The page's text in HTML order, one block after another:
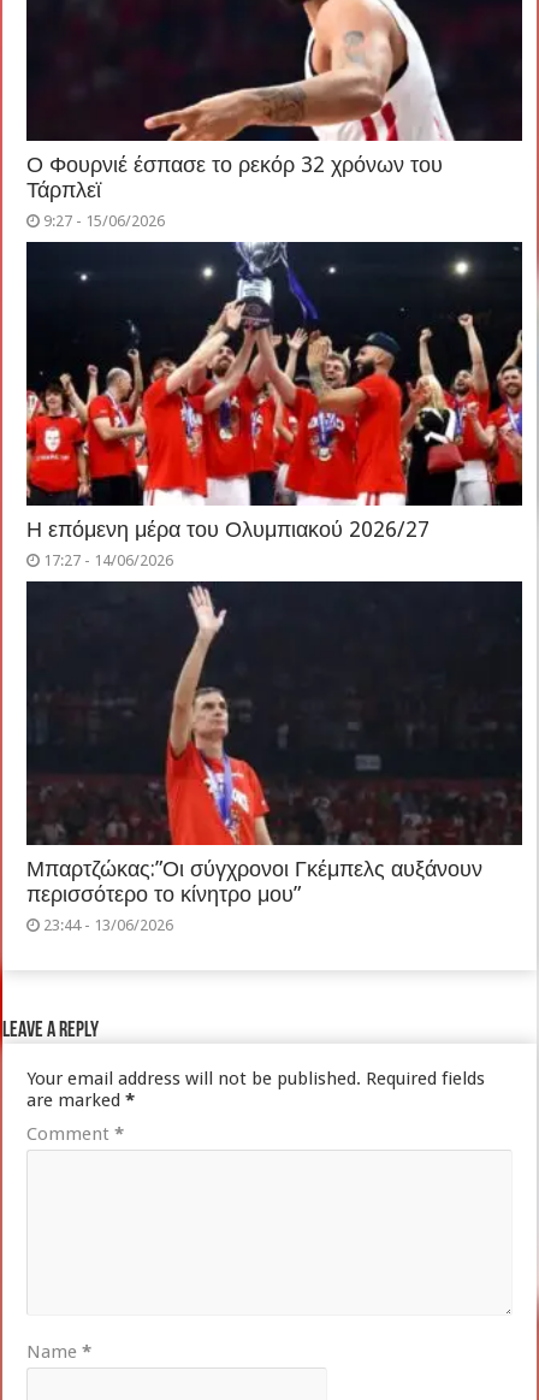
Ο Φουρνιέ έσπασε το ρεκόρ 32 χρόνων του
Τάρπλεϊ
9:27 - 15/06/2026
Η επόμενη μέρα του Ολυμπιακού 2026/27
17:27 - 14/06/2026
Μπαρτζώκας:”Οι σύγχρονοι Γκέμπελς αυξάνουν
περισσότερο το κίνητρο μου”
23:44 - 13/06/2026
Leave a Reply
Your email address will not be published. Required fields
are marked*
Comment*
Name*